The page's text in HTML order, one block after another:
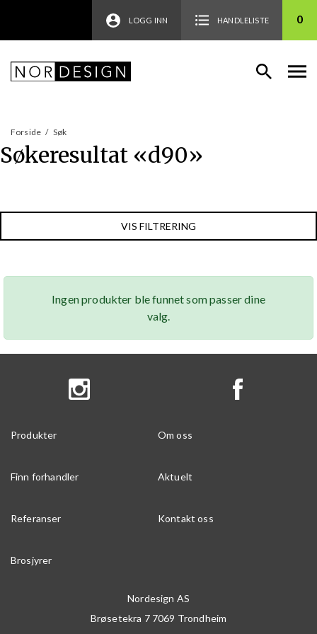
LOGG INN HANDLELISTE 0
Forside / Søk
Søkeresultat «d90»
VIS FILTRERING
Ingen produkter ble funnet som passer dine
valg.
Produkter Om oss
Finn forhandler Aktuelt
Referanser Kontakt oss
Brosjyrer
Nordesign AS
Brøsetekra 7 7069 Trondheim